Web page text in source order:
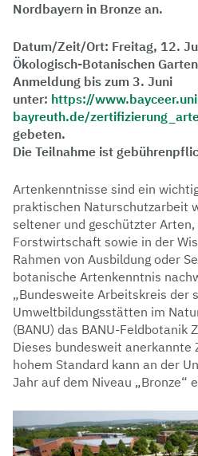
Nordbayern in Bronze an.
Datum/Zeit/Ort: Freitag, 12.
Ökologisch-Botanischen
Anmeldung bis zum 3. Juni
unter: https://
bayreuth.de/
gebeten.
Die Teilnahme ist
Artenkenntnisse sind ein
praktischen Naturschutzarbeit
seltener und geschützter Arten,
Forstwirtschaft sowie in der
Rahmen von Ausbildung oder
botanische Artenkenntnis
„Bundesweite Arbeitskreis der
Umweltbildungsstätten im
(BANU) das BANU-Feldbotanik
Dieses bundesweit
hohem Standard kann an der
Jahr auf dem Niveau „Bronze“